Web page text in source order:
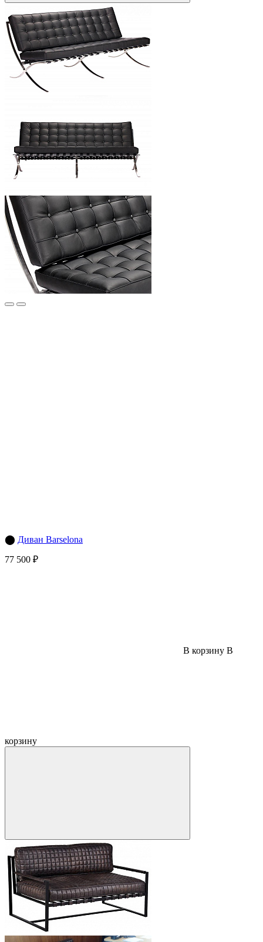
⬤ Диван Barselona
77 500 ₽
В корзину В
корзину